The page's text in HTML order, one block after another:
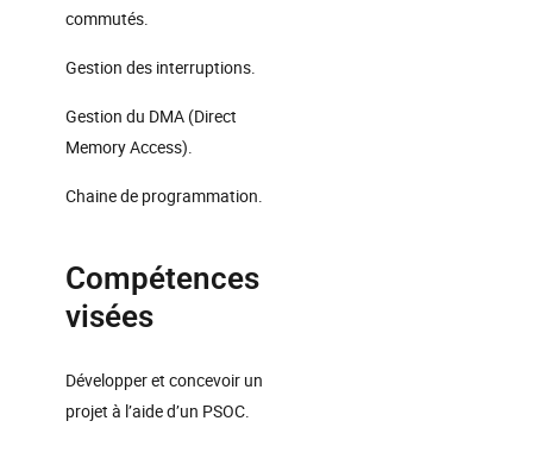
commutés.
Gestion des interruptions.
Gestion du DMA (Direct
Memory Access).
Chaine de programmation.
Compétences
visées
Développer et concevoir un
projet à l’aide d’un PSOC.